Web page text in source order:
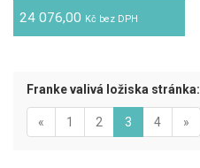
24 076,00 Kč bez DPH
Franke valivá ložiska stránka:
« Previous
1 2 3 (aktuální)
4 »